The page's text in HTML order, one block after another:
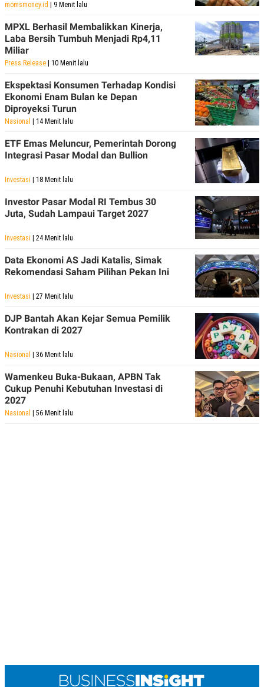
momsmoney.id | 9 Menit lalu
MPXL Berhasil Membalikkan Kinerja,
Laba Bersih Tumbuh Menjadi Rp4,11
Miliar
Press Release | 10 Menit lalu
Ekspektasi Konsumen Terhadap Kondisi
Ekonomi Enam Bulan ke Depan
Diproyeksi Turun
Nasional | 14 Menit lalu
ETF Emas Meluncur, Pemerintah Dorong
Integrasi Pasar Modal dan Bullion
Investasi | 18 Menit lalu
Investor Pasar Modal RI Tembus 30
Juta, Sudah Lampaui Target 2027
Investasi | 24 Menit lalu
Data Ekonomi AS Jadi Katalis, Simak
Rekomendasi Saham Pilihan Pekan Ini
Investasi | 27 Menit lalu
DJP Bantah Akan Kejar Semua Pemilik
Kontrakan di 2027
Nasional | 36 Menit lalu
Wamenkeu Buka-Bukaan, APBN Tak
Cukup Penuhi Kebutuhan Investasi di
2027
Nasional | 56 Menit lalu